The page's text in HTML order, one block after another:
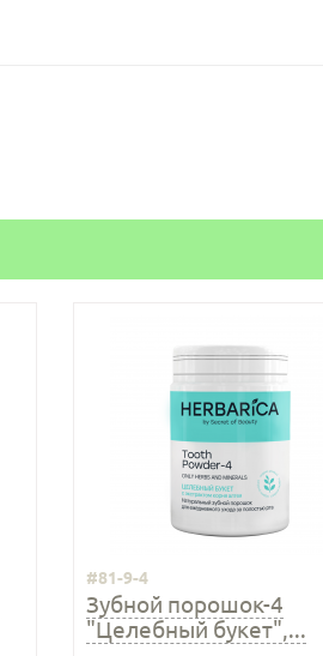
#81-9-4
Зубной порошок-4
"Целебный букет",...